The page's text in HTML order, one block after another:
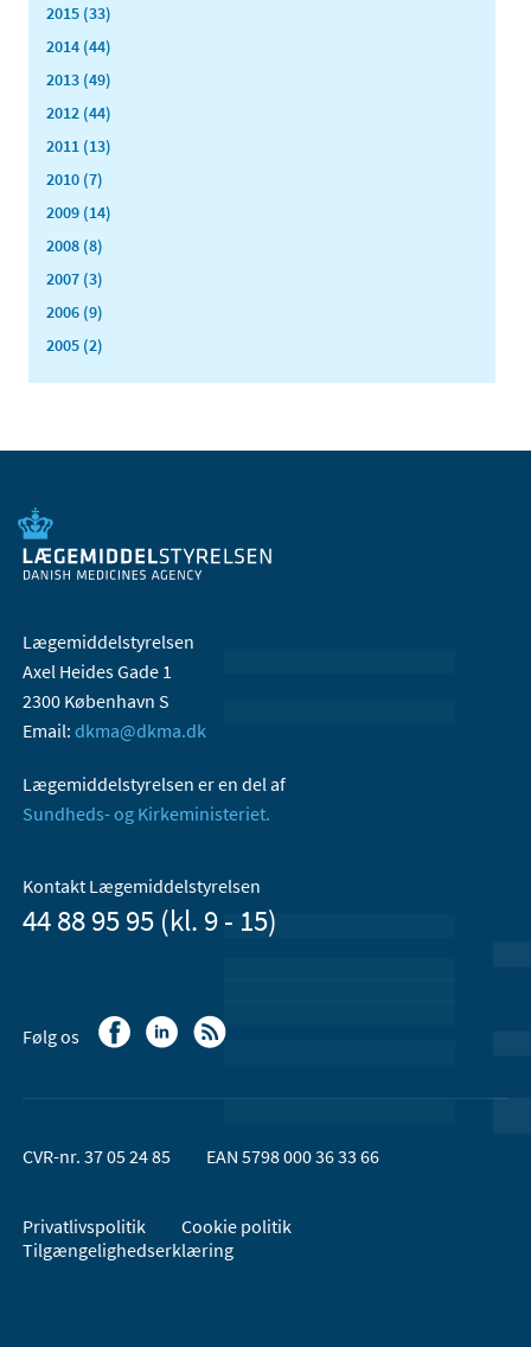
2015 (33)
2014 (44)
2013 (49)
2012 (44)
2011 (13)
2010 (7)
2009 (14)
2008 (8)
2007 (3)
2006 (9)
2005 (2)
Lægemiddelstyrelsen
Axel Heides Gade 1
2300 København S
Email: dkma@dkma.dk
Lægemiddelstyrelsen er en del af
Sundheds- og Kirkeministeriet.
Kontakt Lægemiddelstyrelsen
44 88 95 95 (kl. 9 - 15)
Følg os
CVR-nr. 37 05 24 85 EAN 5798 000 36 33 66
Privatlivspolitik
Cookie politik
Tilgængelighedserklæring